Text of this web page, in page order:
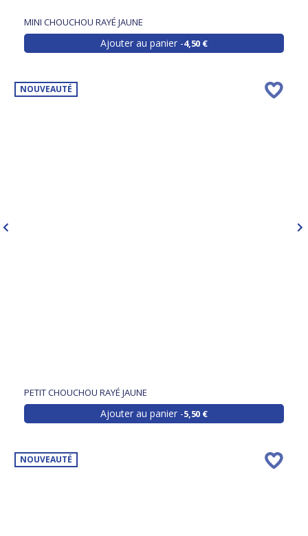
MINI CHOUCHOU RAYÉ JAUNE
Ajouter au panier 4,50 €
NOUVEAUTÉ
PETIT CHOUCHOU RAYÉ JAUNE
Ajouter au panier 5,50 €
NOUVEAUTÉ